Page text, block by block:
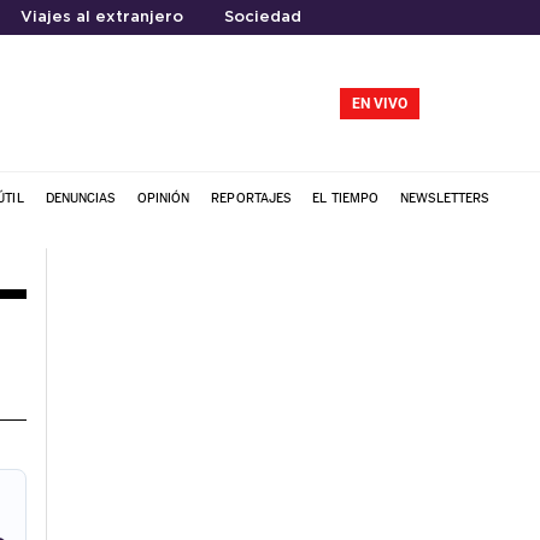
Viajes al extranjero Sociedad
EN VIVO
DENUNCIAS OPINIÓN REPORTAJES EL TIEMPO NEWSLETTERS